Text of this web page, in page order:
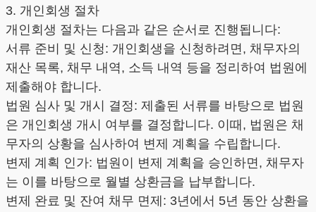
3. 개인회생 절차
개인회생 절차는 다음과 같은 순서로 진행됩니다:
서류 준비 및 신청: 개인회생을 신청하려면, 채무자의
재산 목록, 채무 내역, 소득 내역 등을 정리하여 법원에
제출해야 합니다.
법원 심사 및 개시 결정: 제출된 서류를 바탕으로 법원
은 개인회생 개시 여부를 결정합니다. 이때, 법원은 채
무자의 상황을 심사하여 변제 계획을 수립합니다.
변제 계획 인가: 법원이 변제 계획을 승인하면, 채무자
는 이를 바탕으로 월별 상환금을 납부합니다.
변제 완료 및 잔여 채무 면제: 3년에서 5년 동안 상환을